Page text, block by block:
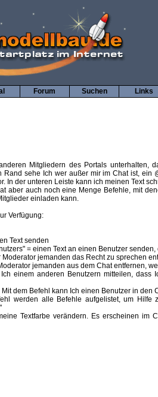
Links
Suchen
Forum
Mitgliedern des Portals
Rand sehe Ich wer außer mir im Chat ist,
In der unteren Leiste kann ich meinen Text
aber auch noch eine Menge Befehle, mit
einladen kann.
Verfügung:
Text senden
= einen Text an einen Benutzer
Moderator jemanden das Recht zu sprechen
jemanden aus dem Chat entfernen,
einem anderen Benutzern mitteilen,
dem Befehl kann Ich einen Benutzer in den
werden alle Befehle aufgelistet, um Hilfe
Textfarbe verändern. Es erscheinen im